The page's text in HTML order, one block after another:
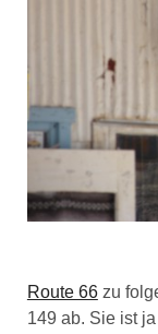
Route 66zu
149 ab. Sie ist